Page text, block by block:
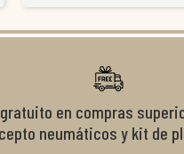
el cliente y que disfrutan lo que
sitio. Calidad, rapidez y buen rollo. ??️
gratuito en compras
neumáticos y kit de